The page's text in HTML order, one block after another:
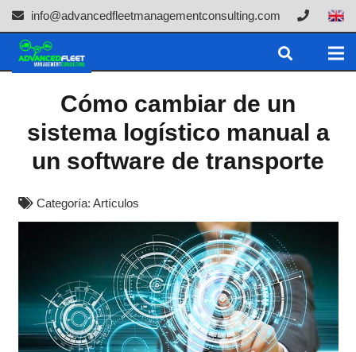
info@advancedfleetmanagementconsulting.com
Cómo cambiar de un
sistema logístico manual a
un software de transporte
Categoría: Artículos